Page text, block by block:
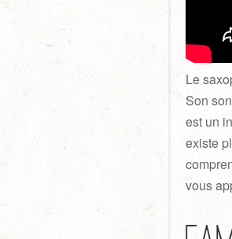
Le
Son
est un
existe
vous